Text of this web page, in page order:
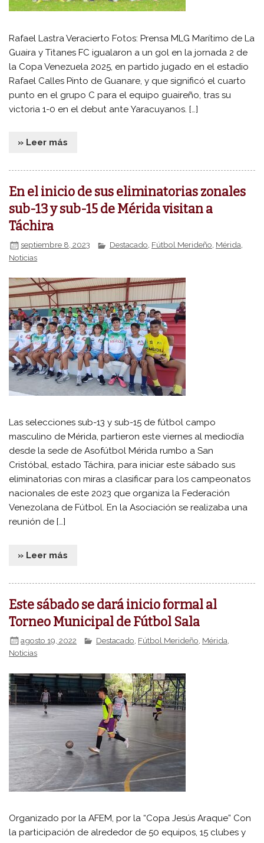
Rafael Lastra Veracierto Fotos: Prensa MLG Marítimo de La
Guaira y Titanes FC igualaron a un gol en la jornada 2 de
la Copa Venezuela 2025, en partido jugado en el estadio
Rafael Calles Pinto de Guanare, y que significó el cuarto
punto en el grupo C para el equipo guaireño, tras su
victoria 1-0 en el debut ante Yaracuyanos. […]
» Leer más
En el inicio de sus eliminatorias zonales
sub-13 y sub-15 de Mérida visitan a
Táchira
septiembre 8, 2023 Destacado Fútbol Merideño Mérida
Noticias
Las selecciones sub-13 y sub-15 de fútbol campo
masculino de Mérida, partieron este viernes al mediodía
desde la sede de Asofútbol Mérida rumbo a San
Cristóbal, estado Táchira, para iniciar este sábado sus
eliminatorias con miras a clasificar para los campeonatos
nacionales de este 2023 que organiza la Federación
Venezolana de Fútbol. En la Asociación se realizaba una
reunión de […]
» Leer más
Este sábado se dará inicio formal al
Torneo Municipal de Fútbol Sala
agosto 19, 2022 Destacado Fútbol Merideño Mérida
Noticias
Organizado por la AFEM, por la “Copa Jesús Araque” Con
la participación de alrededor de 50 equipos, 15 clubes y